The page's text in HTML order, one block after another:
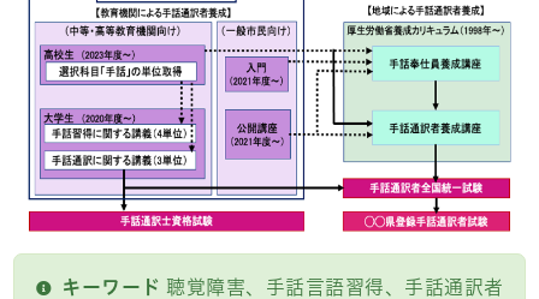
キーワード 聴覚障害、手話言語習得、手話通訳者